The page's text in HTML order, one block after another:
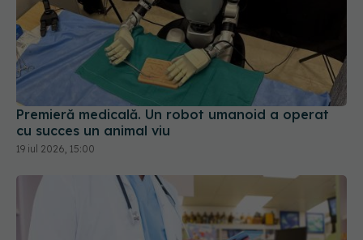
Premieră medicală. Un robot umanoid a operat
cu succes un animal viu
19 iul 2026, 15:00